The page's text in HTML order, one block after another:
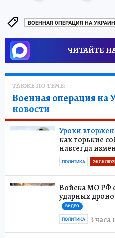
ВОЕННАЯ ОПЕРАЦИЯ НА
ЧИТАЙТЕ
ТАКЖЕ ПО ТЕМЕ:
Военная операция на
новости
Уроки
как горькие
навсегда
ПОЛИТИКА
Войска МО РФ
ударных
ВИДЕО
3 часа
ПОЛИТИКА